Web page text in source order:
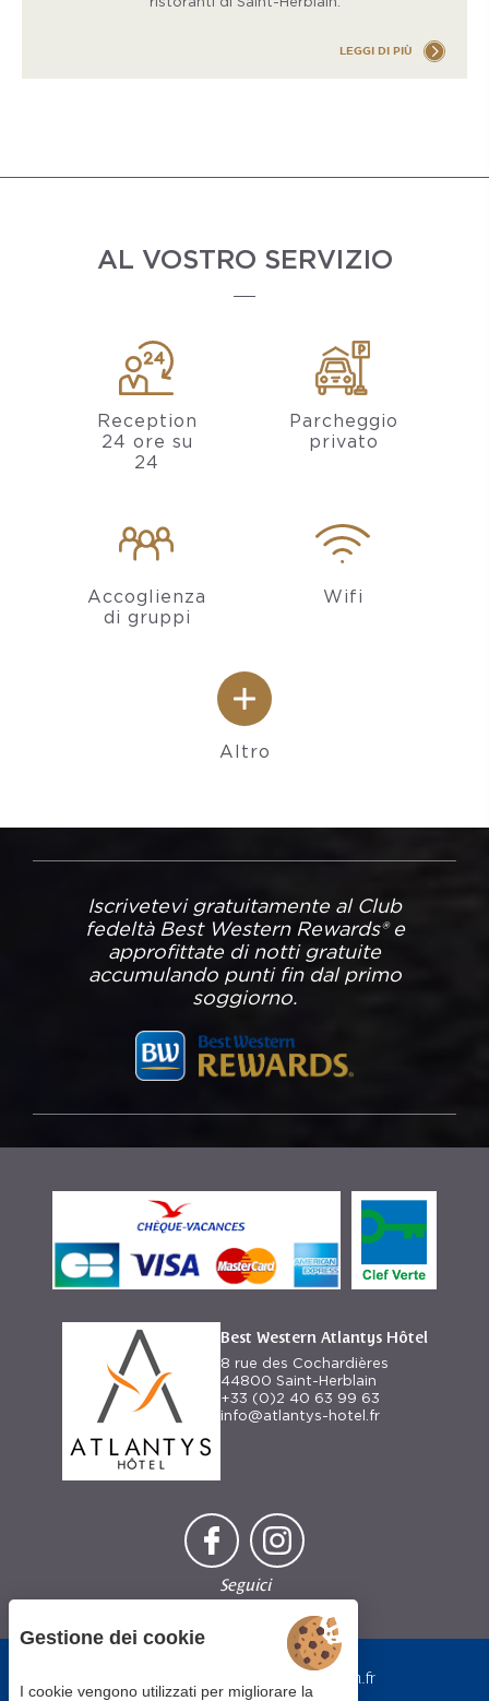
LEGGI DI PIÙ
AL VOSTRO SERVIZIO
Reception
24 ore su
24
Parcheggio
privato
Accoglienza
di gruppi
Wifi
Altro
Iscrivetevi gratuitamente al Club
fedeltà Best Western Rewards® e
approfittate di notti gratuite
accumulando punti fin dal primo
soggiorno.
Best Western Atlantys Hôtel
8 rue des Cochardières
44800 Saint-Herblain
+33 (0)2 40 63 99 63
info@atlantys-hotel.fr
Seguici
Ogni struttura
gestita
bestwestern.fr
-Best
Gestione dei cookie
I cookie vengono utilizzati per migliorare la